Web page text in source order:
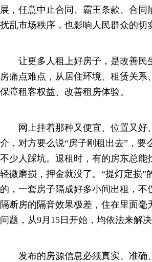
展，任意中止合同、霸王条款、合
扰乱市场秩序，也影响人民群众的切
让更多人租上好房子，是改善民
房痛点难点，从居住环境、租赁关
保障租客权益、改善租房体验。
网上挂着那种又便宜、位置又好
介，对方要么说“房子刚租出去”，
不少人踩坑。退租时，有的房东总
轻微磨损，押金就没了。“提灯定损
的，一套房子隔成好多小间出租，
隔断房的隔音效果极差，住在里面
问题，从9月15日开始，均依法来解决
发布的房源信息必须真实、准确